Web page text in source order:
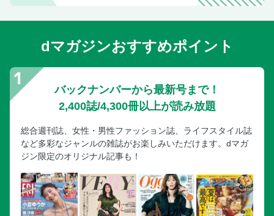
豚肉とえのきの梅ナムルサラダ
豚肉ときくらげの香味炒め
長いもの豚肉ロール
豚ヒレ肉の青のりパン粉がけ
豚肉ときのこのすき煮
豚肉とエリンギの高菜炒め
しょうが焼き風のっけサラダ
豚しゃぶとキャベツのコールスロー風
【プロの料理家が夢中になる「豚肉」の食べ方】
dマガジンおすすめポイント
バックナンバーから最新号まで！
2,400誌/4,300冊以上が読み放題
総合週刊誌、女性・男性ファッション誌、ライフスタイル誌
など多彩なジャンルの雑誌がお楽しみいただけます。dマガ
ジン限定のオリジナル記事も！